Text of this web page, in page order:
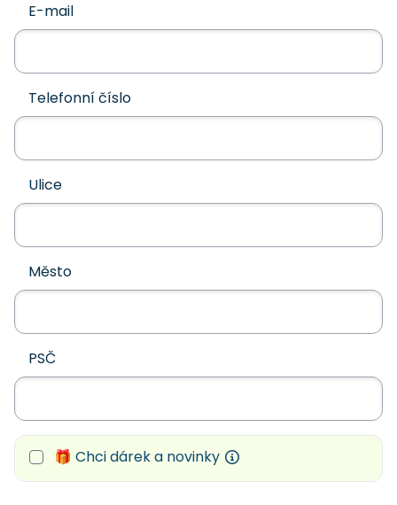
E-mail
Telefonní číslo
Ulice
Město
PSČ
🎁 Chci dárek a novinky